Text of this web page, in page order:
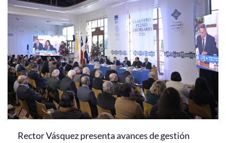
Rector Vásquez presenta avances de gestión